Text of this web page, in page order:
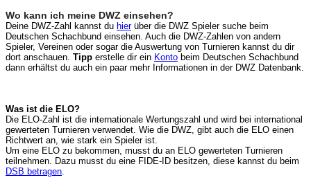
Wo kann ich meine DWZ einsehen?
Deine DWZ-Zahl kannst du hierüber die DWZ Spieler suche beim
Deutschen Schachbund einsehen. Auch die DWZ-Zahlen von andern
Spieler, Vereinen oder sogar die Auswertung von Turnieren kannst du dir
dort anschauen. Tipp erstelle dir ein Konto beim Deutschen Schachbund
dann erhältst du auch ein paar mehr Informationen in der DWZ Datenbank.
Was ist die ELO?
Die ELO-Zahl ist die internationale Wertungszahl und wird bei international
gewerteten Turnieren verwendet. Wie die DWZ, gibt auch die ELO einen
Richtwert an , wie stark ein Spieler ist.
Um eine ELO zu bekommen, musst du an ELO gewerteten Turnieren
teilnehmen. Dazu musst du eine FIDE-ID besitzen, diese kannst du beim
DSB betragen